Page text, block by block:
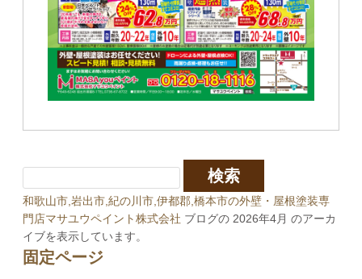
和歌山市,岩出市,紀の川市,伊都郡,橋本市の外壁・屋根塗装専
門店マサユウペイント株式会社 ブログの 2026年4月 のアーカ
イブを表示しています。
固定ページ